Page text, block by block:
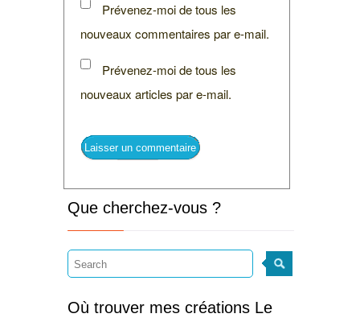
Prévenez-moi de tous les
nouveaux commentaires par e-mail.
Prévenez-moi de tous les
nouveaux articles par e-mail.
Que cherchez-vous ?
Où trouver mes créations Le